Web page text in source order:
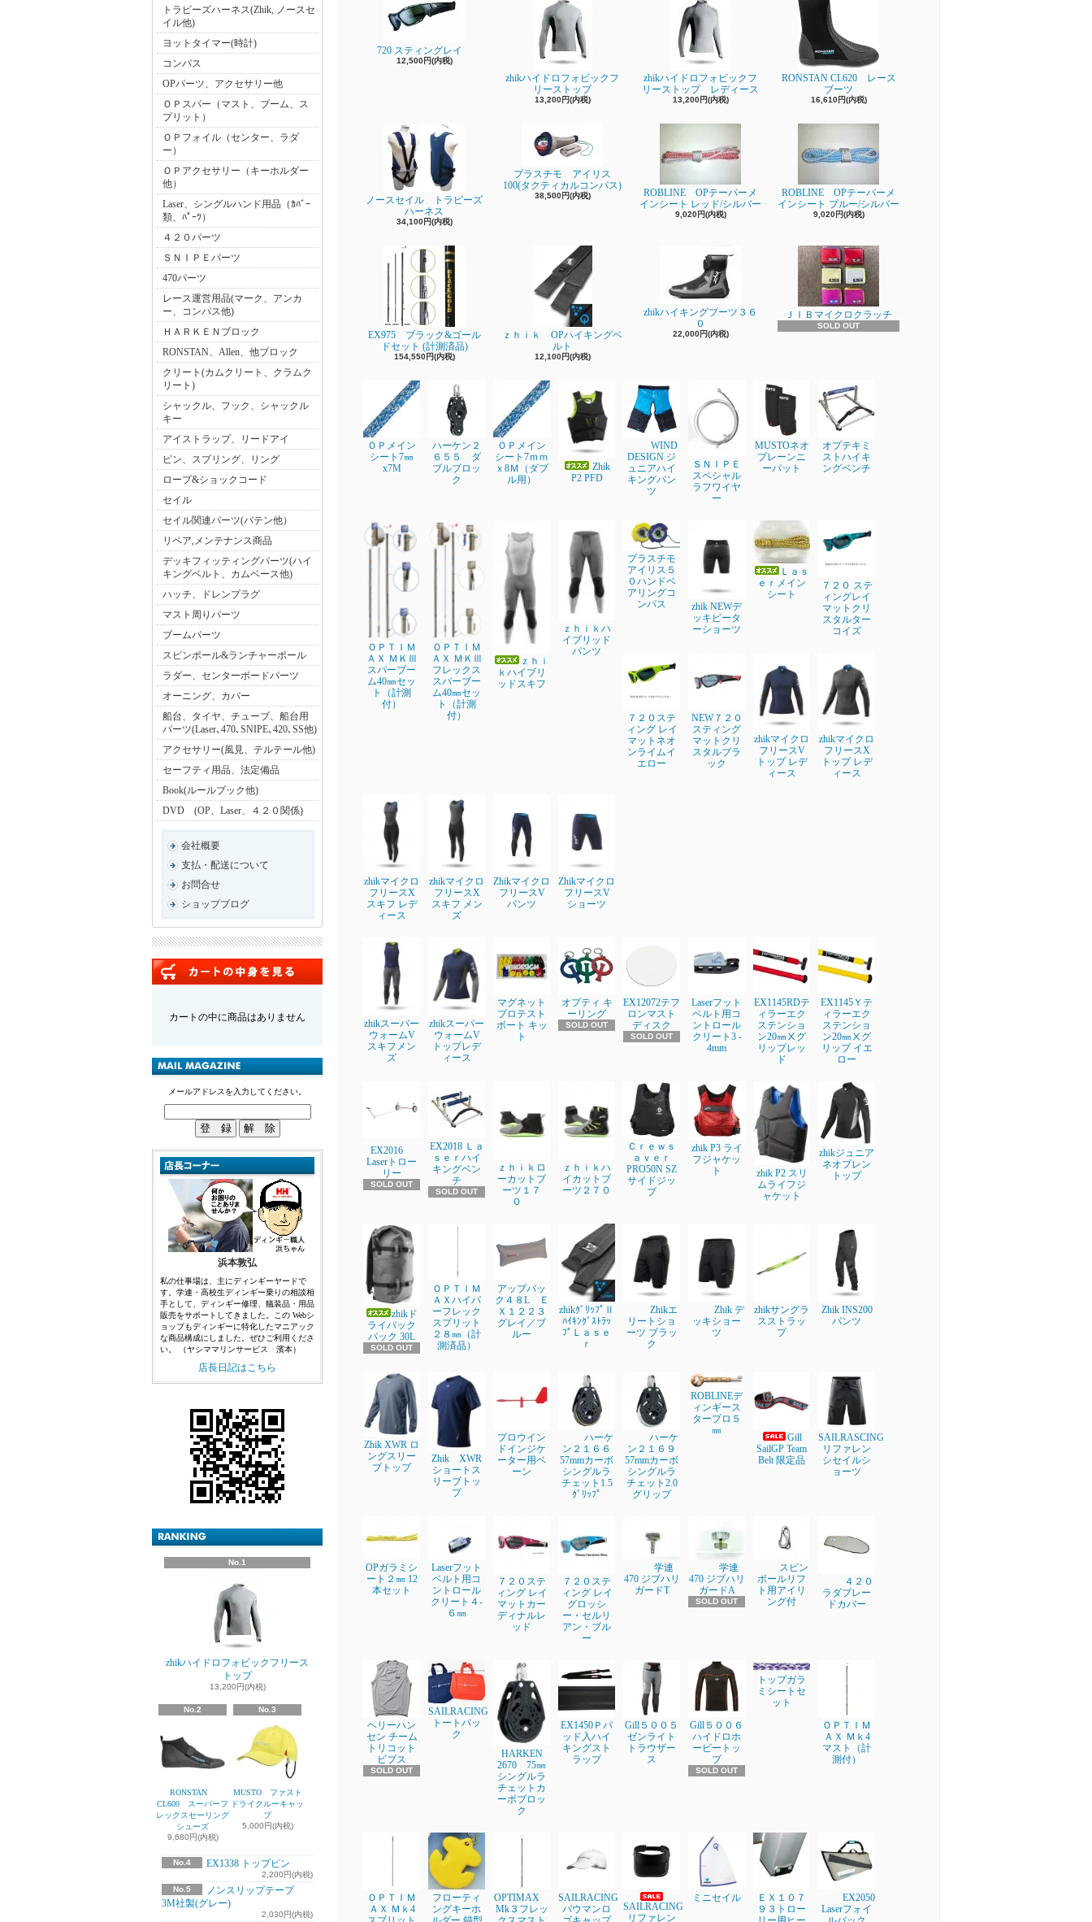
トラピーズハーネス(Zhik, ノースセ
イル他)
ヨットタイマー(時計)
コンパス
OPパーツ、アクセサリー他
ＯＰスパー（マスト、ブーム、ス
プリット）
ＯＰフォイル（センター、ラダ
ー）
ＯＰアクセサリー（キーホルダー
他）
Laser、シングルハンド用品（ｶﾊﾞｰ
類、ﾊﾟｰﾂ）
４２０パーツ
ＳＮＩＰＥパーツ
470パーツ
レース運営用品(マーク、アンカ
ー、コンパス他)
ＨＡＲＫＥＮブロック
RONSTAN、Allen、他ブロック
クリート(カムクリート、クラムク
リート)
シャックル、フック、シャックル
キー
アイストラップ、リードアイ
ピン、スプリング、リング
ロープ&ショックコード
セイル
セイル関連パーツ(バテン他）
リペア,メンテナンス商品
デッキフィッティングパーツ(ハイ
キングベルト、カムベース他)
ハッチ、ドレンプラグ
マスト周りパーツ
ブームパーツ
スピンポール&ランチャーポール
ラダー、センターボードパーツ
オーニング、カバー
船台、タイヤ、チューブ、船台用
パーツ(Laser､470､SNIPE､420､SS他)
アクセサリー(風見、テルテール他)
セーフティ用品、法定備品
Book(ルールブック他)
DVD (OP、Laser、４２０関係)
会社概要
支払・配送について
お問合せ
ショップブログ
カートの中に商品はありません
メールアドレスを入力してください。
浜本敦弘
私の仕事場は、主にディンギーヤードで
す。学連・高校生ディンギー乗りの相談相
手として、ディンギー修理、艤装品・用品
販売をサポートしてきました。この Webシ
ョップもディンギーに特化したマニアック
な商品構成にしました。ぜひご利用くださ
い。 （ヤシママリンサービス 濱本）
店長日記はこちら
No.1
zhikハイドロフォビックフリース
トップ
13,200円(内税)
No.2
RONSTAN
CL600 スーパーフ
レックスセーリング
シューズ
9,680円(内税)
No.3
MUSTO ファスト
ドライクルーキャッ
プ
5,000円(内税)
No.4 EX1338 トップピン
2,200円(内税)
No.5
ノンスリップテープ
3M社製(グレー)
2,030円(内税)
720 スティングレイ
12,500円(内税)
zhikハイドロフォビックフ
リーストップ
13,200円(内税)
zhikハイドロフォビックフ
リーストップ レディース
13,200円(内税)
RONSTAN CL620 レース
ブーツ
16,610円(内税)
ノースセイル トラピーズ
ハーネス
34,100円(内税)
プラスチモ アイリス
100(タクティカルコンパス)
38,500円(内税)
ROBLINE OPテーパーメ
インシート レッド/シルバー
9,020円(内税)
ROBLINE OPテーパーメ
インシート プルー/シルバー
9,020円(内税)
EX975 ブラック&ゴール
ドセット (計測済品)
154,550円(内税)
ｚｈｉｋ OPハイキングベ
ルト
12,100円(内税)
zhikハイキングブーツ３６
０
22,000円(内税)
ＪＩＢマイクロクラッチ
SOLD OUT
ＯＰメイン
シート7㎜
x7M
ハーケン２
６５５ ダ
ブルブロッ
ク
ＯＰメイン
シート7ｍｍ
ｘ8Ｍ（ダブ
ル用）
Zhik
P2 PFD
WIND
DESIGN ジ
ュニアハイ
キングパン
ツ
ＳＮＩＰＥ
スペシャル
ラフワイヤ
ー
MUSTOネオ
プレーンニ
ーパット
オプテキミ
ストハイキ
ングベンチ
ＯＰＴＩＭ
ＡＸ ＭＫⅢ
スパーブー
ム40㎜セッ
ト（計測
付）
ＯＰＴＩＭ
ＡＸ ＭＫⅢ
フレックス
スパーブー
ム40㎜セッ
ト（計測
付）
ｚｈｉ
ｋハイブリ
ッドスキフ
ｚｈｉｋハ
イブリッド
パンツ
プラスチモ
アイリス５
０ハンドベ
アリングコ
ンパス
zhik NEWデ
ッキビータ
ーショーツ
Ｌａｓ
ｅｒメイン
シート
７２０ ステ
ィングレイ
マットクリ
スタルター
コイズ
７２０ステ
ィング レイ
マットネオ
ンライムイ
エロー
NEW７２０
スティング
マットクリ
スタルブラ
ック
zhikマイクロ
フリースV
トップ レデ
ィース
zhikマイクロ
フリースX
トップ レデ
ィース
zhikマイクロ
フリースX
スキフ レデ
ィース
zhikマイクロ
フリースX
スキフ メン
ズ
Zhikマイクロ
フリースV
パンツ
Zhikマイクロ
フリースV
ショーツ
zhikスーパー
ウォームV
スキフメン
ズ
zhikスーパー
ウォームV
トップレデ
ィース
マグネット
プロテスト
ボート キッ
ト
オプティ キ
ーリング
SOLD OUT
EX12072テフ
ロンマスト
ディスク
SOLD OUT
Laserフット
ベルト用コ
ントロール
クリート3 -
4mm
EX1145RDテ
ィラーエク
ステンショ
ン20㎜Ⅹグ
リップレッ
ド
EX1145Ｙテ
ィラーエク
ステンショ
ン20㎜Ⅹグ
リップ イエ
ロー
EX2016
Laserトロー
リー
SOLD OUT
EX2018 Ｌａ
ｓｅｒハイ
キングベン
チ
SOLD OUT
ｚｈｉｋロ
ーカットブ
ーツ１７
０
ｚｈｉｋハ
イカットブ
ーツ２７０
Ｃｒｅｗｓ
ａｖｅｒ
PRO50N SZ
サイドジッ
プ
zhik P3 ライ
フジャケッ
ト
zhik P2 スリ
ムライフジ
ャケット
zhikジュニア
ネオプレン
トップ
zhikド
ライバック
パック 30L
SOLD OUT
ＯＰＴＩＭ
ＡＸハイパ
ーフレック
スプリット
２８㎜（計
測済品）
アップバッ
ク４８L Ｅ
Ｘ１２２３
グレイ／ブ
ルー
zhikｸﾞﾘｯﾌﾟⅡ
ﾊｲｷﾝｸﾞｽﾄﾗｯ
ﾌﾟＬａｓｅ
ｒ
Zhikエ
リートショ
ーツ ブラッ
ク
Zhik デ
ッキショー
ツ
zhikサングラ
スストラッ
プ
Zhik INS200
パンツ
Zhik XWR ロ
ングスリー
ブトップ
Zhik XWR
ショートス
リーブトッ
プ
プロウイン
ドインジケ
ーター用ベ
ーン
ハーケ
ン２１６６
57mmカーボ
シングルラ
チェット1.5
ｸﾞﾘｯﾌﾟ
ハーケ
ン２１６９
57mmカーボ
シングルラ
チェット2.0
グリップ
ROBLINEデ
ィンギース
タープロ５
㎜
Gill
SailGP Team
Belt 限定品
SAILRASCING
リファレン
シセイルシ
ョーツ
OPガラミシ
ート２㎜ 12
本セット
Laserフット
ベルト用コ
ントロール
クリート４-
６㎜
７２０ステ
ィング レイ
マットカー
ディナルレ
ッド
７２０ステ
ィング レイ
グロッシ
ー・セルリ
アン・ブル
ー
学連
470 ジブハリ
ガードT
学連
470 ジブハリ
ガードA
SOLD OUT
スピン
ポールリフ
ト用アイリ
ング付
４２０
ラダブレー
ドカバー
ヘリーハン
セン チーム
トリコット
ビブス
SOLD OUT
SAILRACING
トートバッ
ク
HARKEN
2670 75㎜
シングルラ
チェットカ
ーボブロッ
ク
EX1450Ｐパ
ッド入ハイ
キングスト
ラップ
Gill５００５
ゼンライト
トラウザー
ス
Gill５００６
ハイドロホ
ービートッ
プ
SOLD OUT
トップガラ
ミシートセ
ット
ＯＰＴＩＭ
ＡＸ Ｍｋ4
マスト（計
測付）
ＯＰＴＩＭ
ＡＸ Ｍｋ4
フローティ
ングキーホ
OPTIMAX
Mk３フレッ
SAILRACING
バウマンロ
SAILRACING
リファレン
ミニセイル
ＥＸ１０７
９３トロー
EX2050
Laserフォイ